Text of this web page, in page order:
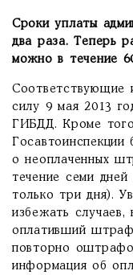
Сроки уплаты
два раза. Теперь
можно в течение
Соответствующие
силу 9 мая 2013
ГИБДД. Кроме
Госавтоинспекции
о неоплаченных
течение семи
только три дня).
избежать случаев,
оплативший
повторно
информация об